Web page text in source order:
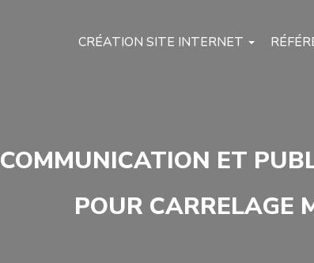
CRÉATION SITE INTERNET
COMMUNICATION ET
POUR CARRELAGE